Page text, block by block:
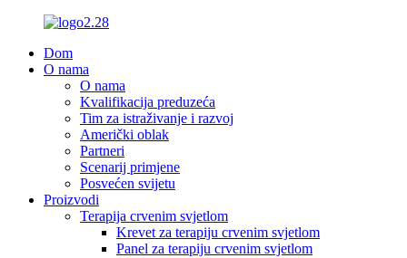
Dom
O nama
O nama
Kvalifikacija preduzeća
Tim za istraživanje i razvoj
Američki oblak
Partneri
Scenarij primjene
Posvećen svijetu
Proizvodi
Terapija crvenim svjetlom
Krevet za terapiju crvenim svjetlom
Panel za terapiju crvenim svjetlom